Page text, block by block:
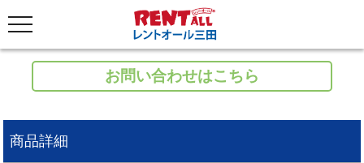
お問い合わせはこちら
商品詳細